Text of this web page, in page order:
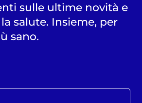
sulle ultime novità e
salute. Insieme, per
sano.